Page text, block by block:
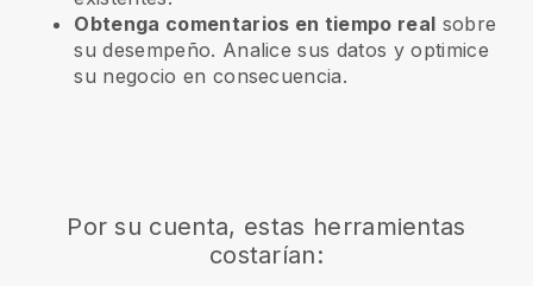
Obtenga comentarios en tiempo real sobre
su desempeño. Analice sus datos y optimice
su negocio en consecuencia.
Por su cuenta, estas herramientas
costarían: